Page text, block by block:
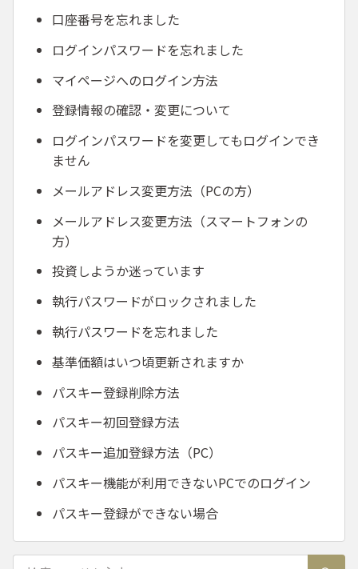
口座番号を忘れました
ログインパスワードを忘れました
マイページへのログイン方法
登録情報の確認・変更について
ログインパスワードを変更してもログインでき
ません
メールアドレス変更方法（PCの方）
メールアドレス変更方法（スマートフォンの
方）
投資しようか迷っています
執行パスワードがロックされました
執行パスワードを忘れました
基準価額はいつ頃更新されますか
パスキー登録削除方法
パスキー初回登録方法
パスキー追加登録方法（PC）
パスキー機能が利用できないPCでのログイン
パスキー登録ができない場合